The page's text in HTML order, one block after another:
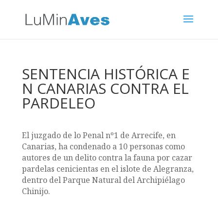
SENTENCIA HISTÓRICA E
N CANARIAS CONTRA EL
PARDELEO
El juzgado de lo Penal nº1 de Arrecife, en
Canarias, ha condenado a 10 personas como
autores de un delito contra la fauna por cazar
pardelas cenicientas en el islote de Alegranza,
dentro del Parque Natural del Archipiélago
Chinijo.